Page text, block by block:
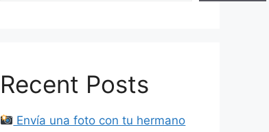
Recent Posts
Envía una foto con tu hermano